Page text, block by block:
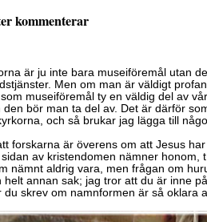
kommenterar
är ju inte bara museiföremål utan
Men om man är väldigt
museiföremål ty en väldig del av
den bör man ta del av. Det är därför
och så brukar jag lägga till
forskarna är överens om att Jesus
sidan av kristendomen nämner honom,
nämnt aldrig vara, men frågan om
helt annan sak; jag tror att du är inne
du skrev om namnformen är så oklara